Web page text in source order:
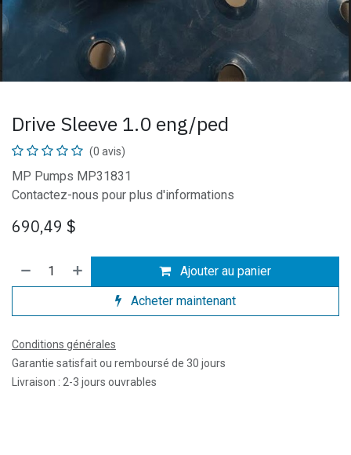
Drive Sleeve 1.0 eng/ped
(0 avis)
MP Pumps MP31831
Contactez-nous pour plus d'informations
690,49 $
Ajouter au panier
Acheter maintenant
Conditions générales
Garantie satisfait ou remboursé de 30 jours
Livraison : 2-3 jours ouvrables